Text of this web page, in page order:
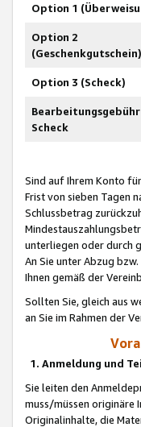
Option 1
Option 2
(Geschenkgutschein)
Option 3 (Scheck)
Bearbeitungsgebühr
Scheck
Sind auf Ihrem Konto
Frist von sieben Tagen
Schlussbetrag
unterliegen oder durch
An Sie unter Abzug
Ihnen gemäß der
Sollten Sie, gleich aus
an Sie im Rahmen der
1. Anmeldung und
Sie leiten den
muss/müssen originäre
Originalinhalte, die